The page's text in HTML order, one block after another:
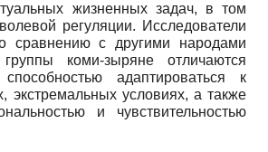
жизненных задач, в том
регуляции. Исследователи
сравнению с другими народами
группы коми-зыряне отличаются
адаптироваться к
экстремальных условиях, а также
и чувствительностью